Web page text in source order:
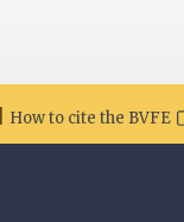
How to cite the BVFE